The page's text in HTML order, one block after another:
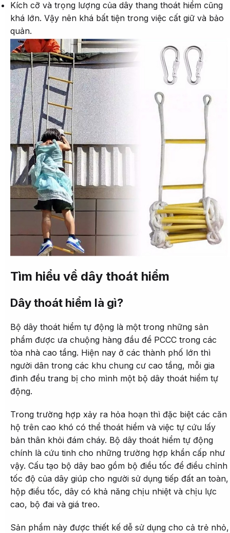
Kích cỡ và trọng lượng của dây thang thoát hiểm cũng
khá lớn. Vậy nên khá bất tiện trong việc cất giữ và bảo
quản.
Tìm hiểu về dây thoát hiểm
Dây thoát hiểm là gì?
Bộ dây thoát hiểm tự động là một trong những sản
phẩm được ưa chuộng hàng đầu để PCCC trong các
tòa nhà cao tầng. Hiện nay ở các thành phố lớn thì
người dân trong các khu chung cư cao tầng, mỗi gia
đình đều trang bị cho mình một bộ dây thoát hiểm tự
động.
Trong trường hợp xảy ra hỏa hoạn thì đặc biệt các căn
hộ trên cao khó có thể thoát hiểm và việc tự cứu lấy
bản thân khỏi đám cháy. Bộ dây thoát hiểm tự động
chính là cứu tinh cho những trường hợp khẩn cấp như
vậy. Cấu tạo bộ dây bao gồm bộ điều tốc để điều chỉnh
tốc độ của dây giúp cho người sử dụng tiếp đất an toàn,
hộp điều tốc, dây có khả năng chịu nhiệt và chịu lực
cao, bộ đai và giá treo.
Sản phẩm này được thiết kế dễ sử dụng cho cả trẻ nhỏ,